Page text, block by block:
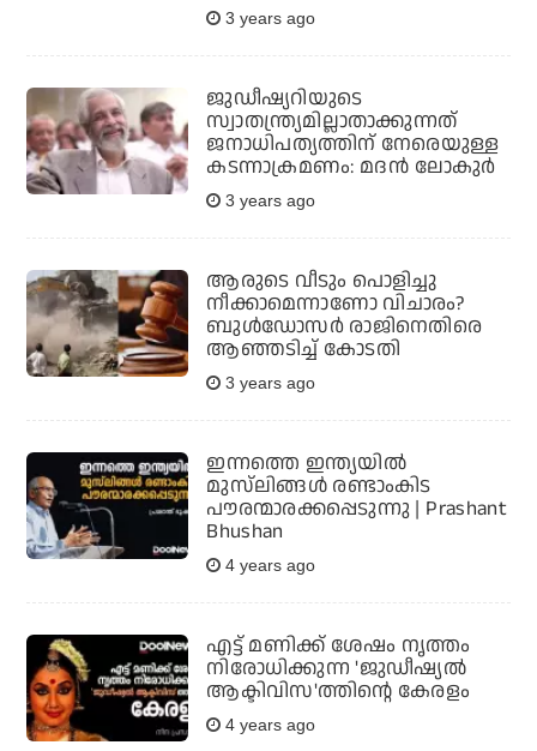
3 years ago
ജുഡീഷ്യറിയുടെ
സ്വാതന്ത്ര്യമില്ലാതാക്കുന്നത്
ജനാധിപത്യത്തിന് നേരെയുള്ള
കടന്നാക്രമണം: മദന്‍ ലോകുര്‍
3 years ago
ആരുടെ വീടും പൊളിച്ചു
നീക്കാമെന്നാണോ വിചാരം?
ബുള്‍ഡോസര്‍ രാജിനെതിരെ
ആഞ്ഞടിച്ച് കോടതി
3 years ago
ഇന്നത്തെ ഇന്ത്യയില്‍
മുസ്‌ലിങ്ങള്‍ രണ്ടാംകിട
പൗരന്മാരക്കപ്പെടുന്നു | Prashant
Bhushan
4 years ago
എട്ട് മണിക്ക് ശേഷം നൃത്തം
നിരോധിക്കുന്ന 'ജുഡീഷ്യല്‍
ആക്ടിവിസ'ത്തിന്റെ കേരളം
4 years ago